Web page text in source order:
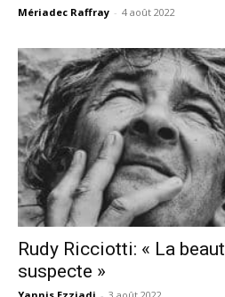
Mériadec Raffray - 4 août 2022
Rudy Ricciotti: « La
suspecte »